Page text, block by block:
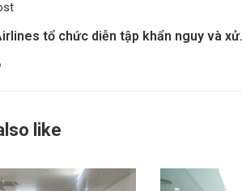
tổ chức diễn tập khẩn nguy và xử
like